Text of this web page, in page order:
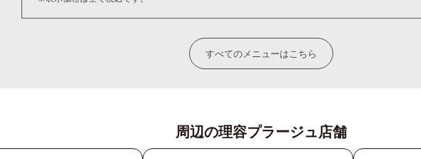
すべてのメニューはこちら
周辺の理容プラージュ店舗